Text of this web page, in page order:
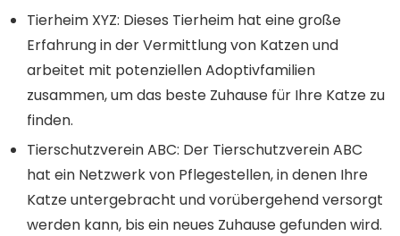
Tierheim XYZ: Dieses Tierheim hat eine große
Erfahrung in der Vermittlung von Katzen und
arbeitet mit potenziellen Adoptivfamilien
zusammen, um das beste Zuhause für Ihre Katze zu
finden.
Tierschutzverein ABC: Der Tierschutzverein ABC
hat ein Netzwerk von Pflegestellen, in denen Ihre
Katze untergebracht und vorübergehend versorgt
werden kann, bis ein neues Zuhause gefunden wird.